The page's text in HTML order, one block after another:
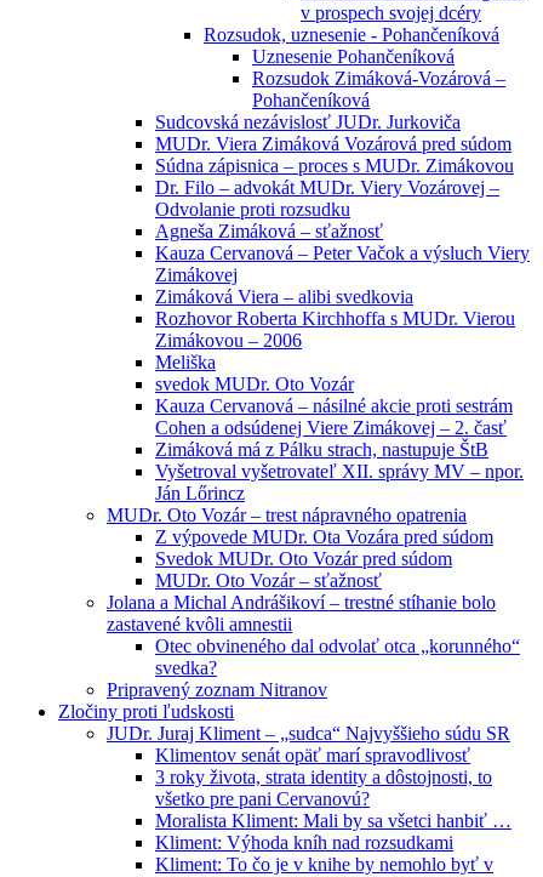
v prospech svojej dcéry
Rozsudok, uznesenie - Pohančeníková
Uznesenie Pohančeníková
Rozsudok Zimáková-Vozárová –
Pohančeníková
Sudcovská nezávislosť JUDr. Jurkoviča
MUDr. Viera Zimáková Vozárová pred súdom
Súdna zápisnica – proces s MUDr. Zimákovou
Dr. Filo – advokát MUDr. Viery Vozárovej –
Odvolanie proti rozsudku
Agneša Zimáková – sťažnosť
Kauza Cervanová – Peter Vačok a výsluch Viery
Zimákovej
Zimáková Viera – alibi svedkovia
Rozhovor Roberta Kirchhoffa s MUDr. Vierou
Zimákovou – 2006
Meliška
svedok MUDr. Oto Vozár
Kauza Cervanová – násilné akcie proti sestrám
Cohen a odsúdenej Viere Zimákovej – 2. časť
Zimáková má z Pálku strach, nastupuje ŠtB
Vyšetroval vyšetrovateľ XII. správy MV – npor.
Ján Lőrincz
MUDr. Oto Vozár – trest nápravného opatrenia
Z výpovede MUDr. Ota Vozára pred súdom
Svedok MUDr. Oto Vozár pred súdom
MUDr. Oto Vozár – sťažnosť
Jolana a Michal Andrášikoví – trestné stíhanie bolo
zastavené kvôli amnestii
Otec obvineného dal odvolať otca „korunného“
svedka?
Pripravený zoznam Nitranov
Zločiny proti ľudskosti
JUDr. Juraj Kliment – „sudca“ Najvyššieho súdu SR
Klimentov senát opäť marí spravodlivosť
3 roky života, strata identity a dôstojnosti, to
všetko pre pani Cervanovú?
Moralista Kliment: Mali by sa všetci hanbiť …
Kliment: Výhoda kníh nad rozsudkami
Kliment: To čo je v knihe by nemohlo byť v